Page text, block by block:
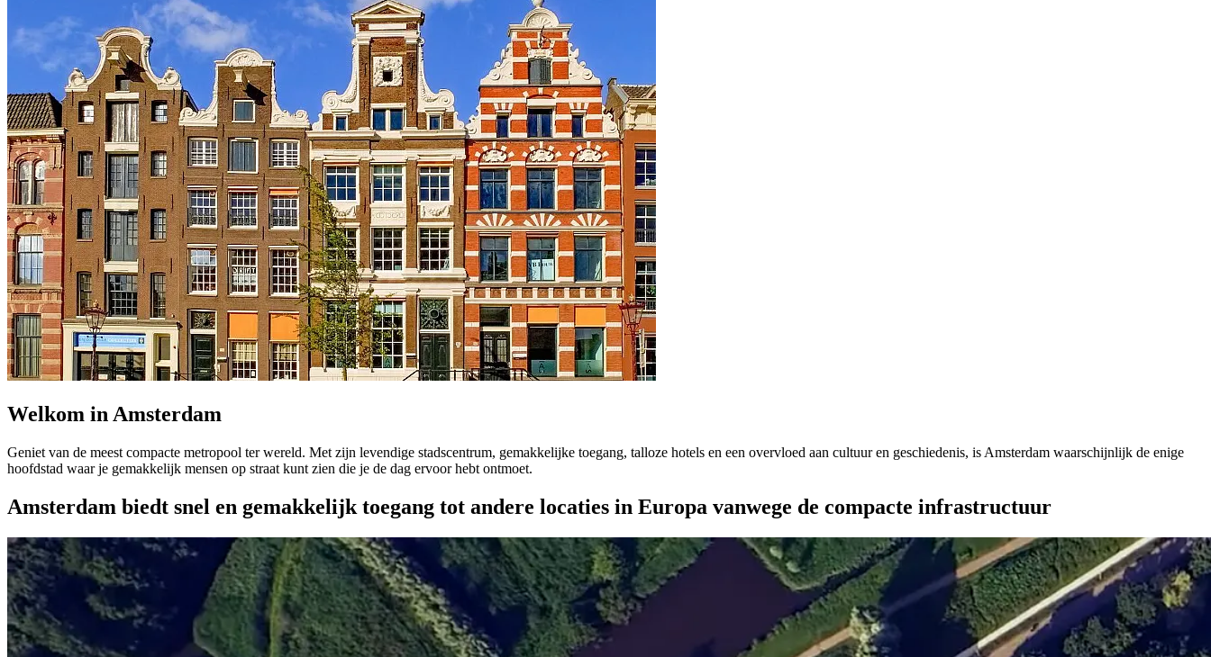
Welkom in Amsterdam
Geniet van de meest compacte metropool ter wereld. Met zijn levendige stadscentrum, gemakkelijke toegang, talloze hotels en een overvloed aan cultuur en geschiedenis, is Amsterdam waarschijnlijk de enige
hoofdstad waar je gemakkelijk mensen op straat kunt zien die je de dag ervoor hebt ontmoet.
Amsterdam biedt snel en gemakkelijk toegang tot andere locaties in Europa vanwege de compacte infrastructuur